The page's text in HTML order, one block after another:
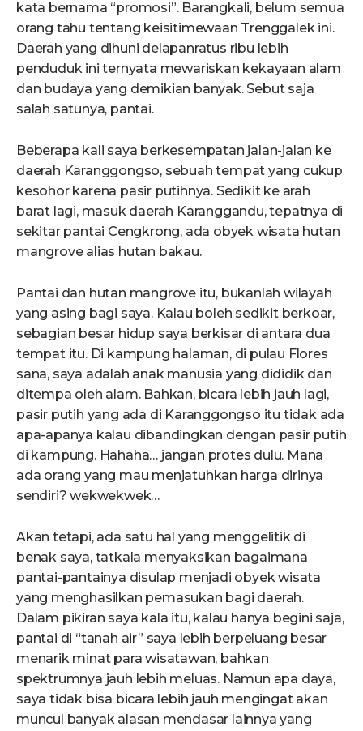
kata bernama “promosi”. Barangkali, belum semua
orang tahu tentang keisitimewaan Trenggalek ini.
Daerah yang dihuni delapanratus ribu lebih
penduduk ini ternyata mewariskan kekayaan alam
dan budaya yang demikian banyak. Sebut saja
salah satunya, pantai.
Beberapa kali saya berkesempatan jalan-jalan ke
daerah Karanggongso, sebuah tempat yang cukup
kesohor karena pasir putihnya. Sedikit ke arah
barat lagi, masuk daerah Karanggandu, tepatnya di
sekitar pantai Cengkrong, ada obyek wisata hutan
mangrove alias hutan bakau.
Pantai dan hutan mangrove itu, bukanlah wilayah
yang asing bagi saya. Kalau boleh sedikit berkoar,
sebagian besar hidup saya berkisar di antara dua
tempat itu. Di kampung halaman, di pulau Flores
sana, saya adalah anak manusia yang dididik dan
ditempa oleh alam. Bahkan, bicara lebih jauh lagi,
pasir putih yang ada di Karanggongso itu tidak ada
apa-apanya kalau dibandingkan dengan pasir putih
di kampung. Hahaha… jangan protes dulu. Mana
ada orang yang mau menjatuhkan harga dirinya
sendiri? wekwekwek…
Akan tetapi, ada satu hal yang menggelitik di
benak saya, tatkala menyaksikan bagaimana
pantai-pantainya disulap menjadi obyek wisata
yang menghasilkan pemasukan bagi daerah.
Dalam pikiran saya kala itu, kalau hanya begini saja,
pantai di “tanah air” saya lebih berpeluang besar
menarik minat para wisatawan, bahkan
spektrumnya jauh lebih meluas. Namun apa daya,
saya tidak bisa bicara lebih jauh mengingat akan
muncul banyak alasan mendasar lainnya yang